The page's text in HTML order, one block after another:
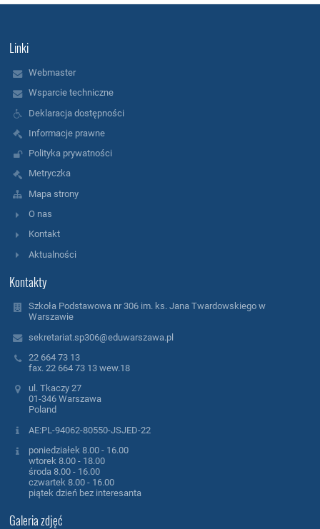
Linki
Webmaster
Wsparcie techniczne
Deklaracja dostępności
Informacje prawne
Polityka prywatności
Metryczka
Mapa strony
O nas
Kontakt
Aktualności
Kontakty
Szkoła Podstawowa nr 306 im. ks. Jana Twardowskiego w
Warszawie
sekretariat.sp306@eduwarszawa.pl
22 664 73 13
fax. 22 664 73 13 wew.18
ul. Tkaczy 27
01-346 Warszawa
Poland
AE:PL-94062-80550-JSJED-22
poniedziałek 8.00 - 16.00
wtorek 8.00 - 18.00
środa 8.00 - 16.00
czwartek 8.00 - 16.00
piątek dzień bez interesanta
Galeria zdjęć